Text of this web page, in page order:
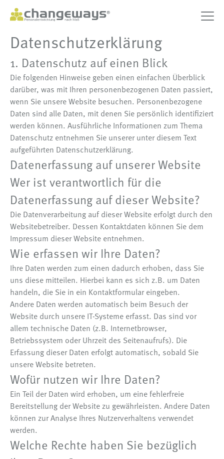
Datenschutzerklärung
1. Datenschutz auf einen Blick
Die folgenden Hinweise geben einen einfachen Überblick
darüber, was mit Ihren personenbezogenen Daten passiert,
wenn Sie unsere Website besuchen. Personenbezogene
Daten sind alle Daten, mit denen Sie persönlich identifiziert
werden können. Ausführliche Informationen zum Thema
Datenschutz entnehmen Sie unserer unter diesem Text
aufgeführten Datenschutzerklärung.
Datenerfassung auf unserer Website
Wer ist verantwortlich für die
Datenerfassung auf dieser Website?
Die Datenverarbeitung auf dieser Website erfolgt durch den
Websitebetreiber. Dessen Kontaktdaten können Sie dem
Impressum dieser Website entnehmen.
Wie erfassen wir Ihre Daten?
Ihre Daten werden zum einen dadurch erhoben, dass Sie
uns diese mitteilen. Hierbei kann es sich z.B. um Daten
handeln, die Sie in ein Kontaktformular eingeben.
Andere Daten werden automatisch beim Besuch der
Website durch unsere IT-Systeme erfasst. Das sind vor
allem technische Daten (z.B. Internetbrowser,
Betriebssystem oder Uhrzeit des Seitenaufrufs). Die
Erfassung dieser Daten erfolgt automatisch, sobald Sie
unsere Website betreten.
Wofür nutzen wir Ihre Daten?
Ein Teil der Daten wird erhoben, um eine fehlerfreie
Bereitstellung der Website zu gewährleisten. Andere Daten
können zur Analyse Ihres Nutzerverhaltens verwendet
werden.
Welche Rechte haben Sie bezüglich